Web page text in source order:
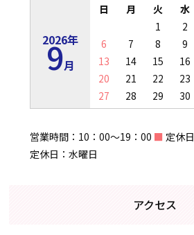
2026年
9月
日 月 火 水
1
2
6
7 8 9
13
14 15 16
20
21 22 23
27
28 29 30
営業時間：10：00～19：00 ■ 定休日
定休日：水曜日
アクセス